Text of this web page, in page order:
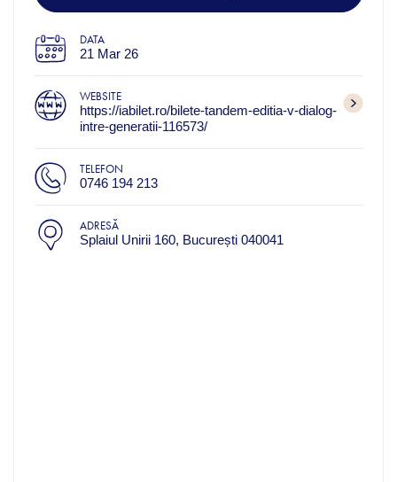
DATA
21 Mar 26
WEBSITE
https://iabilet.ro/bilete-tandem-editia-v-dialog-
intre-generatii-116573/
TELEFON
0746 194 213
ADRESĂ
Splaiul Unirii 160, București 040041